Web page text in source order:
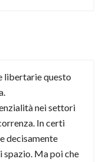
libertarie questo
nei settori
In certi
decisamente
Ma poi che